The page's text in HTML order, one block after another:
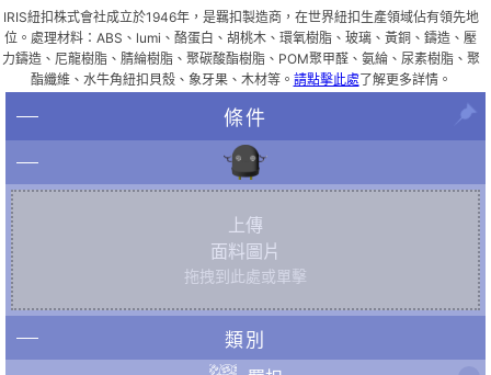
IRIS紐扣株式會社成立於1946年，是羈扣製造商，在世界紐扣生產領域佔有領先地
位。處理材料：ABS、lumi、酪蛋白、胡桃木、環氧樹脂、玻璃、黃銅、鑄造、壓
力鑄造、尼龍樹脂、腈綸樹脂、聚碳酸酯樹脂、POM聚甲醛、氨綸、尿素樹脂、聚
酯纖維、水牛角紐扣貝殼、象牙果、木材等。 請點擊此處了解更多詳情。
條件
上傳
面料圖片
拖拽到此處或單擊
類別